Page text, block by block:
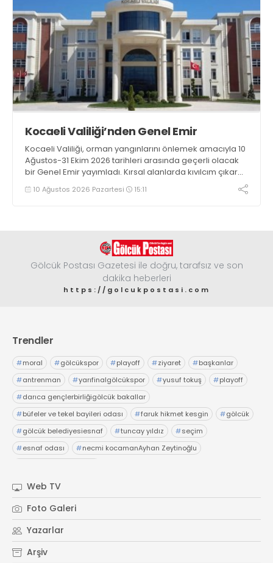
Kocaeli Valiliği’nden Genel Emir
Kocaeli Valiliği, orman yangınlarını önlemek amacıyla 10
Ağustos-31 Ekim 2026 tarihleri arasında geçerli olacak
bir Genel Emir yayımladı. Kırsal alanlarda kıvılcım çıkaran
makine kullanacak kişilerin önceden kolluk kuvvetlerine
bildirim yapması ve yanlarında 6 kilogramlık yangın tüpü
10 Ağustos 2026 Pazartesi 15:11
Gölcük Postası Gazetesi ile doğru, tarafsız ve son
dakika heberleri
https://golcukpostasi.com
Trendler
#moral #gölcükspor #playoff #ziyaret #başkanlar
#antrenman #yarıfinalgölcükspor #yusuf tokuş #playoff
#darıca gençlerbirliğigölcük bakallar
#büfeler ve tekel bayileri odası #faruk hikmet kesgin #gölcük
#gölcük belediyesiesnaf #tuncay yıldız #seçim
#esnaf odası #necmi kocamanAyhan Zeytinoğlu
Web TV
Foto Galeri
Yazarlar
Arşiv